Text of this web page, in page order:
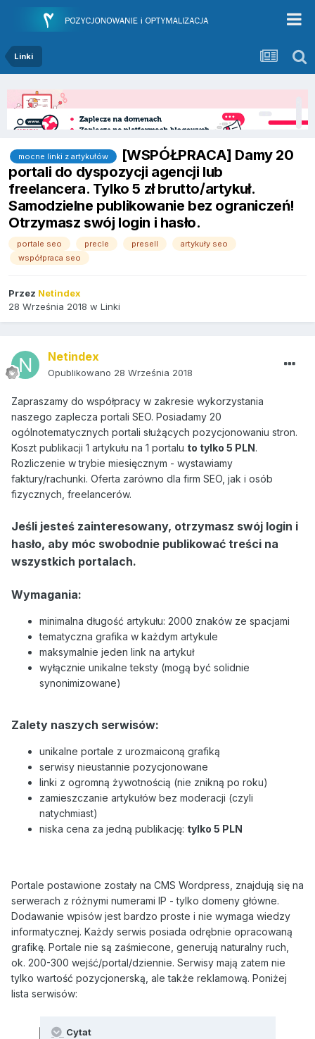
Linki
mocne linki z artykułów
[WSPÓŁPRACA] Damy 20
portali do dyspozycji agencji lub
freelancera. Tylko 5 zł brutto/artykuł.
Samodzielne publikowanie bez ograniczeń!
Otrzymasz swój login i hasło.
portale seo precle presell
artykuły seo
współpraca seo
Przez Netindex
28 Września 2018 w Linki
Netindex
Opublikowano 28 Września 2018
Zapraszamy do współpracy w zakresie wykorzystania
naszego zaplecza portali SEO. Posiadamy 20
ogólnotematycznych portali służących pozycjonowaniu stron.
Koszt publikacji 1 artykułu na 1 portalu to tylko 5 PLN.
Rozliczenie w trybie miesięcznym - wystawiamy
faktury/rachunki. Oferta zarówno dla firm SEO, jak i osób
fizycznych, freelancerów.
Jeśli jesteś zainteresowany, otrzymasz swój login i
hasło, aby móc swobodnie publikować treści na
wszystkich portalach.
Wymagania:
minimalna długość artykułu: 2000 znaków ze spacjami
tematyczna grafika w każdym artykule
maksymalnie jeden link na artykuł
wyłącznie unikalne teksty (mogą być solidnie
synonimizowane)
Zalety naszych serwisów:
unikalne portale z urozmaiconą grafiką
serwisy nieustannie pozycjonowane
linki z ogromną żywotnością (nie znikną po roku)
zamieszczanie artykułów bez moderacji (czyli
natychmiast)
niska cena za jedną publikację: tylko 5 PLN
Portale postawione zostały na CMS Wordpress, znajdują się na
serwerach z różnymi numerami IP - tylko domeny główne.
Dodawanie wpisów jest bardzo proste i nie wymaga wiedzy
informatycznej. Każdy serwis posiada odrębnie opracowaną
grafikę. Portale nie są zaśmiecone, generują naturalny ruch,
ok. 200-300 wejść/portal/dziennie. Serwisy mają zatem nie
tylko wartość pozycjonerską, ale także reklamową. Poniżej
lista serwisów:
Cytat